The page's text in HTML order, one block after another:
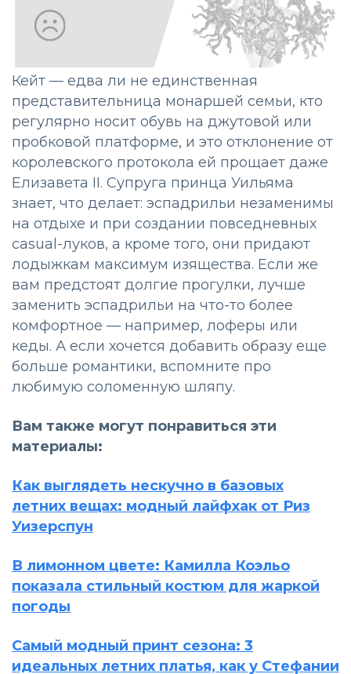
Кейт — едва ли не единственная
представительница монаршей семьи, кто
регулярно носит обувь на джутовой или
пробковой платформе, и это отклонение от
королевского протокола ей прощает даже
Елизавета II. Супруга принца Уильяма
знает, что делает: эспадрильи незаменимы
на отдыхе и при создании повседневных
casual-луков, а кроме того, они придают
лодыжкам максимум изящества. Если же
вам предстоят долгие прогулки, лучше
заменить эспадрильи на что-то более
комфортное — например, лоферы или
кеды. А если хочется добавить образу еще
больше романтики, вспомните про
любимую соломенную шляпу.
Вам также могут понравиться эти
материалы:
Как выглядеть нескучно в базовых
летних вещах: модный лайфхак от Риз
Уизерспун
В лимонном цвете: Камилла Коэльо
показала стильный костюм для жаркой
погоды
Самый модный принт сезона: 3
идеальных летних платья, как у Стефании